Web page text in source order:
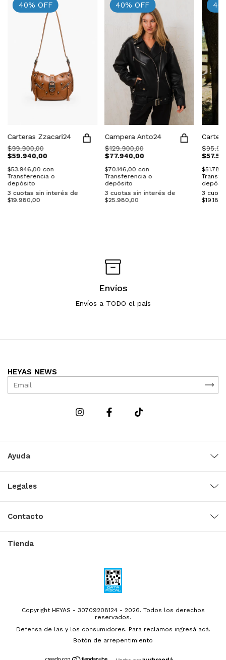
40% OFF
Carteras Zzacari24
$99.900,00
$59.940,00
$53.946,00 con
Transferencia o
depósito
3 cuotas sin interés de
$19.980,00
40%OFF
Campera Anto24
$129.900,00
$77.940,00
$70.146,00 con
Transferencia o
depósito
3 cuotas sin interés de
$25.980,00
40
3
Envíos
Envíos a TODO el país
HEYAS NEWS
Ayuda
Legales
Contacto
Tienda
Copyright HEYAS - 30709208124 - 2026. Todos los derechos
reservados.
Defensa de las y los consumidores. Para reclamos ingresá acá.
Botón de arrepentimiento